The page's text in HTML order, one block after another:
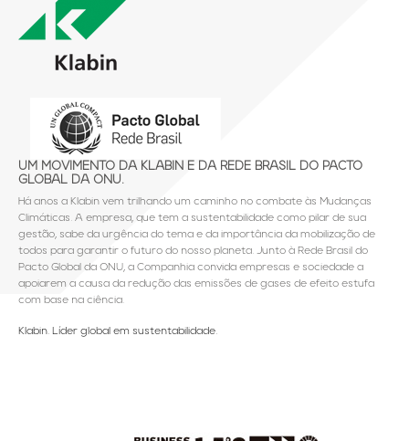
UM MOVIMENTO DA KLABIN E DA REDE BRASIL DO PACTO
GLOBAL DA ONU.
Há anos a Klabin vem trilhando um caminho no combate às Mudanças
Climáticas. A empresa, que tem a sustentabilidade como pilar de sua
gestão, sabe da urgência do tema e da importância da mobilização de
todos para garantir o futuro do nosso planeta. Junto à Rede Brasil do
Pacto Global da ONU, a Companhia convida empresas e sociedade a
apoiarem a causa da redução das emissões de gases de efeito estufa
com base na ciência.
Klabin. Líder global em sustentabilidade.